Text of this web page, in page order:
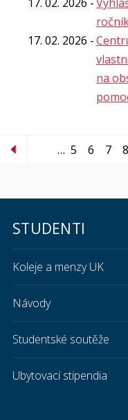
17. 02. 2026
na
… 5 6 7 8
STUDENTI
Koleje a menzy UK
Návody
Studentské soutěže
Ubytovací stipendia